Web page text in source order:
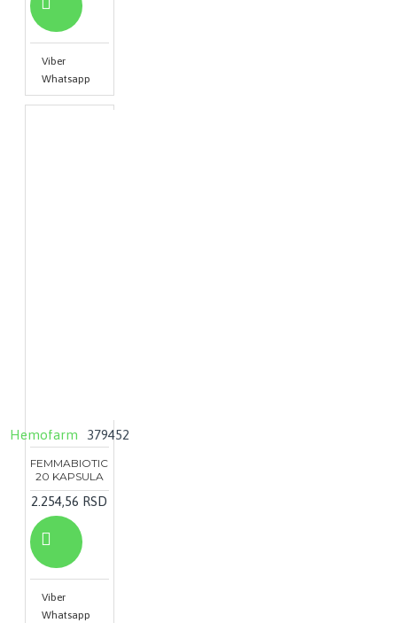
Viber
Whatsapp
Hemofarm 379452
FEMMABIOTIC
20 KAPSULA
2.254,56 RSD
Viber
Whatsapp